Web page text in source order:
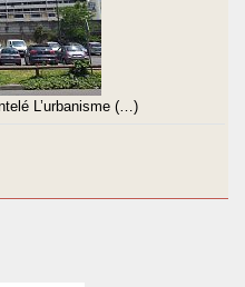
L’urbanisme (…)